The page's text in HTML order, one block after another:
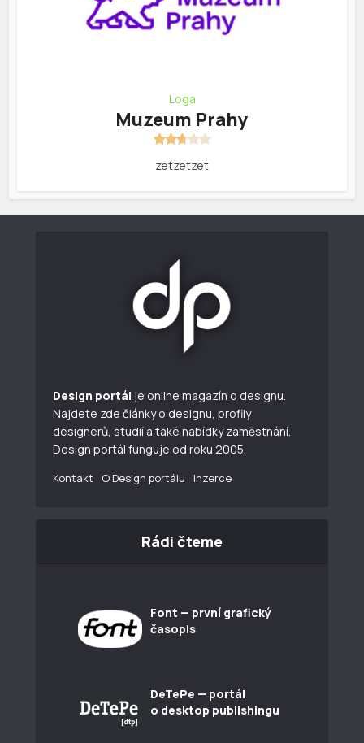
Loga
Muzeum Prahy
zetzetzet
Design portál je online magazín o designu.
Najdete zde články o designu, profily
designerů, studií a také nabídky zaměstnání.
Design portál funguje od roku 2005.
Kontakt O Design portálu Inzerce
Rádi čteme
Font — první grafický
časopis
DeTePe — portál
o desktop publishingu